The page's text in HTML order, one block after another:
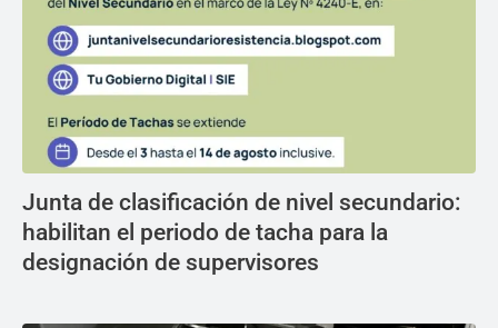
Junta de clasificación de nivel secundario:
habilitan el periodo de tacha para la
designación de supervisores